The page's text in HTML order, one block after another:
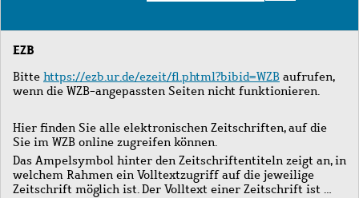
nach
Journals
EZB
Bitte https://ezb.ur.de/ezeit/fl.phtml?bibid=WZB aufrufen,
wenn die WZB-angepassten Seiten nicht funktionieren.
Hier finden Sie alle elektronischen Zeitschriften, auf die
Sie im WZB online zugreifen können.
Das Ampelsymbol hinter den Zeitschriftentiteln zeigt an, in
welchem Rahmen ein Volltextzugriff auf die jeweilige
Zeitschrift möglich ist. Der Volltext einer Zeitschrift ist …